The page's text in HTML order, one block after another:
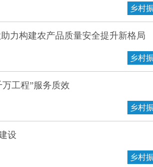
乡村
力构建农产品质量安全提升新格局
乡村
工程”服务质效
乡村
设
乡村